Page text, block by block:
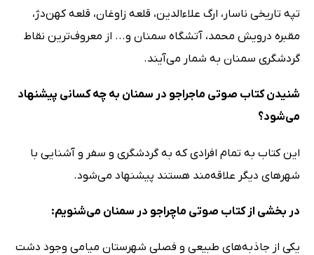
تپه تاریخی ناسار، ارگ علاءالدین، قلعه زاوغان، قلعه کهن‌دژ،
مقبره درویش محمد، آتشگاه سمنان و... از معروف‌ترین نقاط
گردشگری سمنان به شمار می‌آیند.
شنیدن کتاب صوتی ماجراجو در سمنان به چه کسانی پیشنهاد
می‌شود؟
این کتاب به تمام افرادی که به گردشگری و سفر و آشنایی با
شهرهای دیگر علاقه‌مند هستند پیشنهاد می‌شود.
در بخشی از کتاب صوتی ماچراجو در سمنان می‌شنویم:
یکی از جاذبه‌های طبیعی و فصلی شهرستان میامی وجود دشت